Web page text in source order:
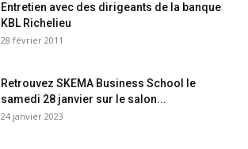
Entretien avec des dirigeants de la banque
KBL Richelieu
28 février 2011
Retrouvez SKEMA Business School le
samedi 28 janvier sur le salon...
24 janvier 2023